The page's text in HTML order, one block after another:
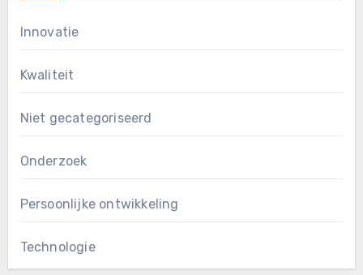
Innovatie
Kwaliteit
Niet gecategoriseerd
Onderzoek
Persoonlijke ontwikkeling
Technologie